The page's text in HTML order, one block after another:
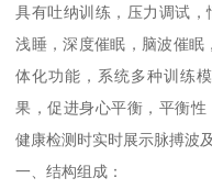
具有吐纳训练，压力调试
浅睡，深度催眠，脑波催眠
体化功能，系统多种训练
果，促进身心平衡，平衡性
健康检测时实时展示脉搏波
一、结构组成：